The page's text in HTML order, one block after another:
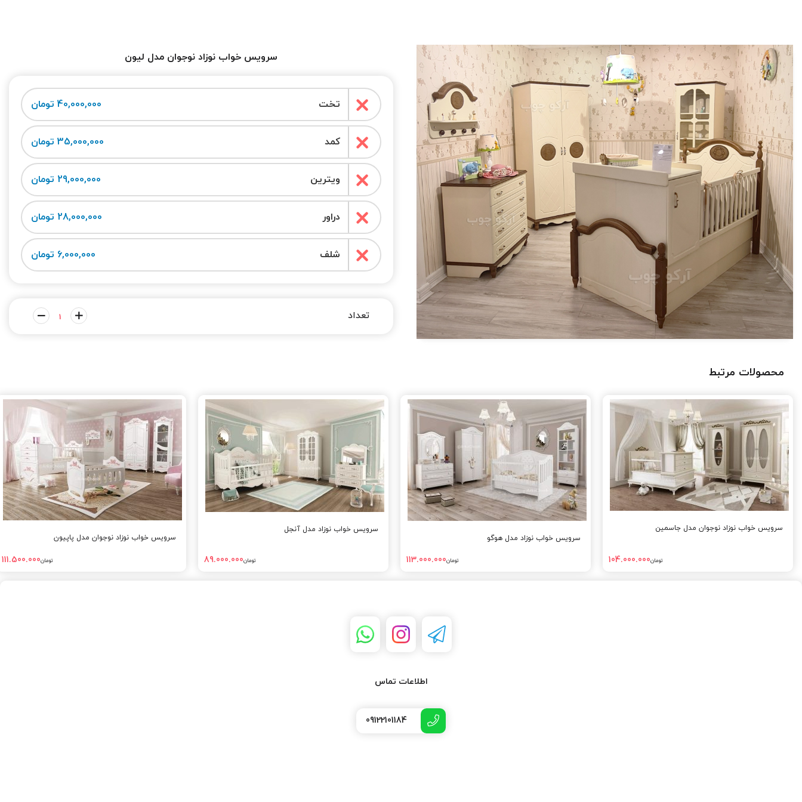
سرویس خواب نوزاد نوجوان مدل لیون
تخت 40,000,000 تومان
کمد 35,000,000 تومان
ویترین 29,000,000 تومان
دراور 28,000,000 تومان
شلف 6,000,000 تومان
محصولات مرتبط
سرویس خواب نوزاد نوجوان مدل جاسمین
تومان104.000.000
سرویس خواب نوزاد مدل هوگو
تومان113.000.000
سرویس خواب نوزاد مدل آنجل
تومان89.000.000
سرویس خواب نوزاد نوجوان مدل پاپیون
تومان111.500.000
اطلاعات تماس
09122101184